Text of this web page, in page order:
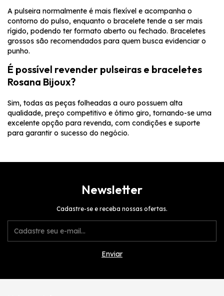
A pulseira normalmente é mais flexível e acompanha o
contorno do pulso, enquanto o bracelete tende a ser mais
rígido, podendo ter formato aberto ou fechado. Braceletes
grossos são recomendados para quem busca evidenciar o
punho.
É possível revender pulseiras e braceletes
Rosana Bijoux?
Sim, todas as peças folheadas a ouro possuem alta
qualidade, preço competitivo e ótimo giro, tornando-se uma
excelente opção para revenda, com condições e suporte
para garantir o sucesso do negócio.
Newsletter
Cadastre-se e receba nossas ofertas.